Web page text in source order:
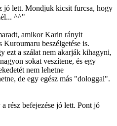
jó lett. Mondjuk kicsit furcsa, hogy
^^"
amikor Karin rányit
beszélgetése is.
ezt a szálat nem akarják kihagyni,
sokat veszítene, és egy
nem lehetne
de egy egész más "dologgal".
rész befejezése jó lett. Pont jó